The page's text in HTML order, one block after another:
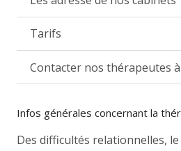
Tarifs
Contacter nos thérapeutes
Infos générales concernant la
Des difficultés relationnelles,